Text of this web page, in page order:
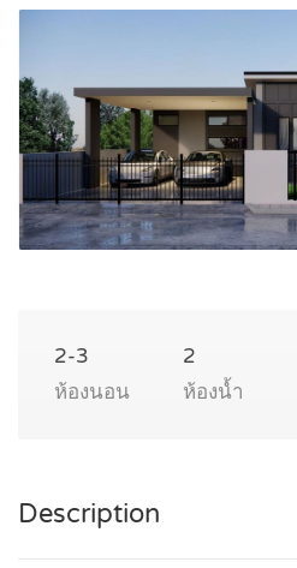
2-3
ห้องนอน
2
ห้องน้ำ
Description